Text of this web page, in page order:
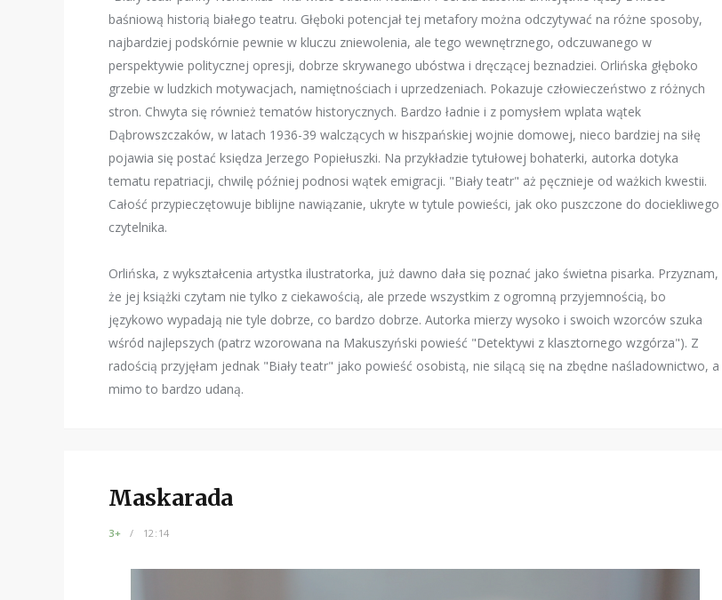
baśniową historią białego teatru. Głęboki potencjał tej metafory można odczytywać na różne sposoby,
najbardziej podskórnie pewnie w kluczu zniewolenia, ale tego wewnętrznego, odczuwanego w
perspektywie politycznej opresji, dobrze skrywanego ubóstwa i dręczącej beznadziei. Orlińska głęboko
grzebie w ludzkich motywacjach, namiętnościach i uprzedzeniach. Pokazuje człowieczeństwo z różnych
stron. Chwyta się również tematów historycznych. Bardzo ładnie i z pomysłem wplata wątek
Dąbrowszczaków, w latach 1936-39 walczących w hiszpańskiej wojnie domowej, nieco bardziej na siłę
pojawia się postać księdza Jerzego Popiełuszki. Na przykładzie tytułowej bohaterki, autorka dotyka
tematu repatriacji, chwilę później podnosi wątek emigracji. "Biały teatr" aż pęcznieje od ważkich kwestii.
Całość przypieczętowuje biblijne nawiązanie, ukryte w tytule powieści, jak oko puszczone do dociekliwego
czytelnika.
Orlińska, z wykształcenia artystka ilustratorka, już dawno dała się poznać jako świetna pisarka. Przyznam,
że jej książki czytam nie tylko z ciekawością, ale przede wszystkim z ogromną przyjemnością, bo
językowo wypadają nie tyle dobrze, co bardzo dobrze. Autorka mierzy wysoko i swoich wzorców szuka
wśród najlepszych (patrz wzorowana na Makuszyński powieść "Detektywi z klasztornego wzgórza"). Z
radością przyjęłam jednak "Biały teatr" jako powieść osobistą, nie silącą się na zbędne naśladownictwo, a
mimo to bardzo udaną.
Maskarada
3+ 12:14